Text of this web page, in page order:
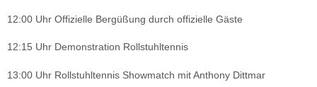
12:00 Uhr Offizielle Bergüßung durch offizielle Gäste
12:15 Uhr Demonstration Rollstuhltennis
13:00 Uhr Rollstuhltennis Showmatch mit Anthony Dittmar